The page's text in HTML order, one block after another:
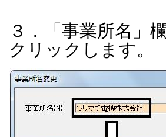
３．「事業所名」
クリックします。